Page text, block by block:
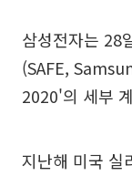
삼성전자는 28
(SAFE,
2020'의 세부
지난해 미국 실